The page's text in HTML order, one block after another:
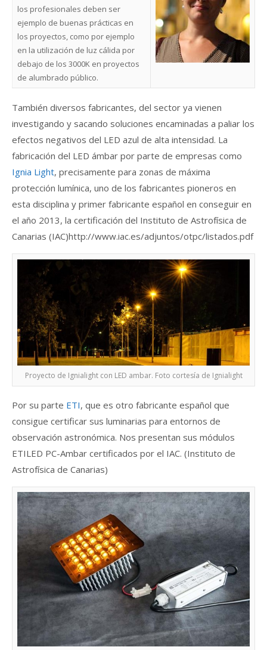
los profesionales deben ser
ejemplo de buenas prácticas en
los proyectos, como por ejemplo
en la utilización de luz cálida por
debajo de los 3000K en proyectos
de alumbrado público.
También diversos fabricantes, del sector ya vienen
investigando y sacando soluciones encaminadas a paliar los
efectos negativos del LED azul de alta intensidad. La
fabricación del LED ámbar por parte de empresas como
Ignia Light, precisamente para zonas de máxima
protección lumínica, uno de los fabricantes pioneros en
esta disciplina y primer fabricante español en conseguir en
el año 2013, la certificación del Instituto de Astrofísica de
Canarias (IAC)http://www.iac.es/adjuntos/otpc/listados.pdf
Proyecto de Ignialight con LED ambar. Foto cortesía de Ignialight
Por su parte ETI, que es otro fabricante español que
consigue certificar sus luminarias para entornos de
observación astronómica. Nos presentan sus módulos
ETILED PC-Ambar certificados por el IAC. (Instituto de
Astrofísica de Canarias)